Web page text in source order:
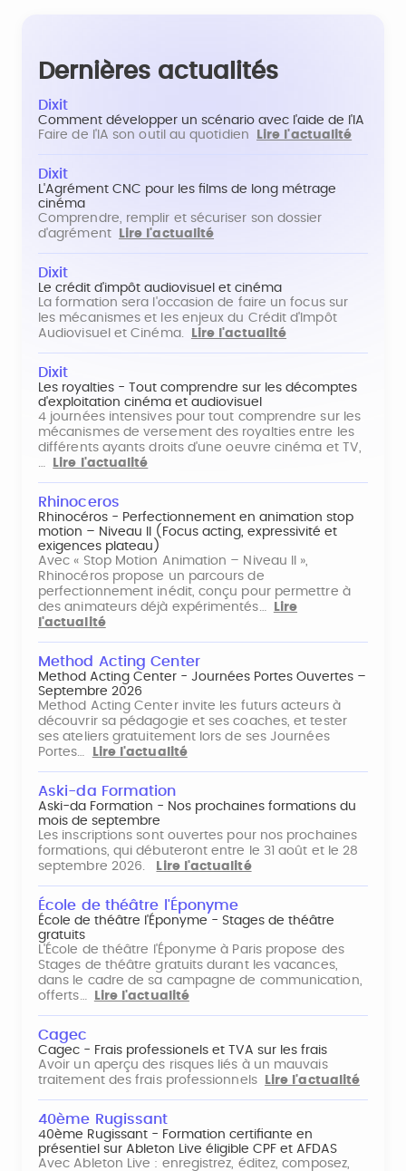
Dernières actualités
Dixit
Comment développer un scénario avec l'aide de l'IA
Faire de l'IA son outil au quotidien
Lire l'actualité
Dixit
L'Agrément CNC pour les films de long métrage
cinéma
Comprendre, remplir et sécuriser son dossier
d'agrément
Lire l'actualité
Dixit
Le crédit d'impôt audiovisuel et cinéma
La formation sera l'occasion de faire un focus sur
les mécanismes et les enjeux du Crédit d'Impôt
Audiovisuel et Cinéma.
Lire l'actualité
Dixit
Les royalties - Tout comprendre sur les décomptes
d'exploitation cinéma et audiovisuel
4 journées intensives pour tout comprendre sur les
mécanismes de versement des royalties entre les
différents ayants droits d'une oeuvre cinéma et TV,
Lire l'actualité
Rhinoceros
Rhinocéros - Perfectionnement en animation stop
motion – Niveau II (Focus acting, expressivité et
exigences plateau)
Avec « Stop Motion Animation – Niveau II »,
Rhinocéros propose un parcours de
perfectionnement inédit, conçu pour permettre à
des animateurs déjà expérimentés…
Lire
l'actualité
Method Acting Center
Method Acting Center - Journées Portes Ouvertes –
Septembre 2026
Method Acting Center invite les futurs acteurs à
découvrir sa pédagogie et ses coaches, et tester
ses ateliers gratuitement lors de ses Journées
Portes…
Lire l'actualité
Aski-da Formation
Aski-da Formation - Nos prochaines formations du
mois de septembre
Les inscriptions sont ouvertes pour nos prochaines
formations, qui débuteront entre le 31 août et le 28
septembre 2026.
Lire l'actualité
École de théâtre l'Éponyme
École de théâtre l'Éponyme - Stages de théâtre
gratuits
L'École de théâtre l'Éponyme à Paris propose des
Stages de théâtre gratuits durant les vacances,
dans le cadre de sa campagne de communication,
offerts…
Lire l'actualité
Cagec
Cagec - Frais professionels et TVA sur les frais
Avoir un aperçu des risques liés à un mauvais
traitement des frais professionnels
Lire l'actualité
40ème Rugissant
40ème Rugissant - Formation certifiante en
présentiel sur Ableton Live éligible CPF et AFDAS
Avec Ableton Live : enregistrez, éditez, composez,